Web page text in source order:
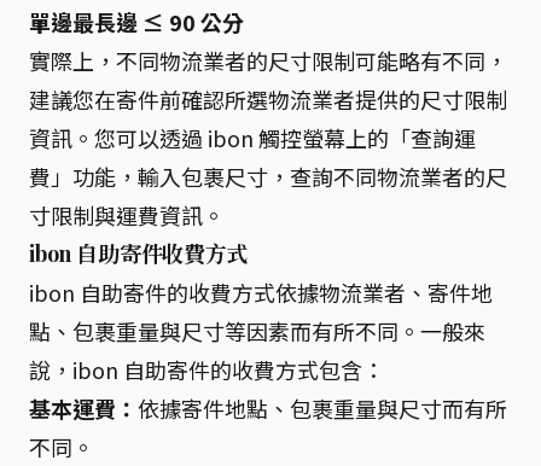
單邊最長邊 ≤ 90 公分
實際上，不同物流業者的尺寸限制可能略有不同，
建議您在寄件前確認所選物流業者提供的尺寸限制
資訊。您可以透過 ibon 觸控螢幕上的「查詢運
費」功能，輸入包裹尺寸，查詢不同物流業者的尺
寸限制與運費資訊。
ibon 自助寄件收費方式
ibon 自助寄件的收費方式依據物流業者、寄件地
點、包裹重量與尺寸等因素而有所不同。一般來
說，ibon 自助寄件的收費方式包含：
基本運費： 依據寄件地點、包裹重量與尺寸而有所
不同。